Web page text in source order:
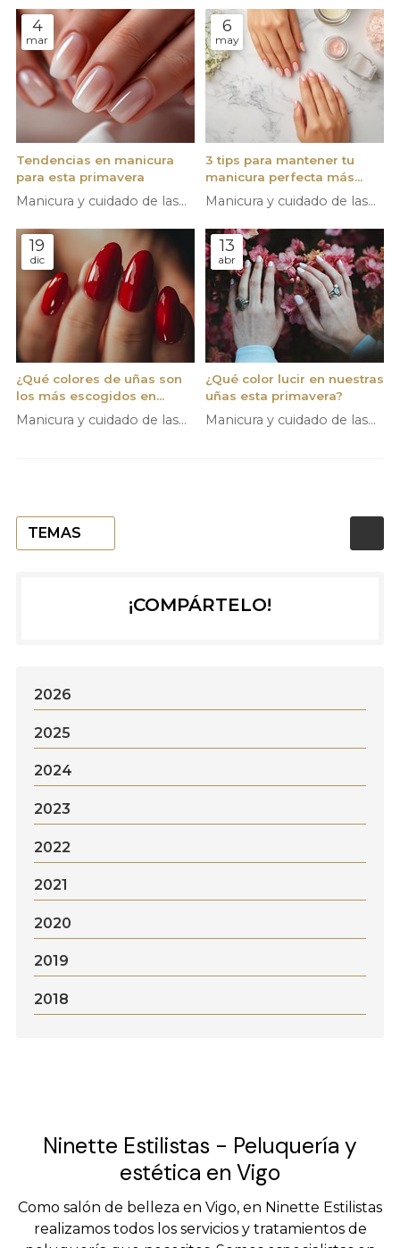
TEMAS
4
mar
Tendencias en manicura
para esta primavera
Manicura y cuidado de las
6
may
3 tips para mantener tu
manicura perfecta más
tiempo
Manicura y cuidado de las
19
dic
¿Qué colores de uñas son
los más escogidos en
invierno?
Manicura y cuidado de las
13
abr
¿Qué color lucir en nuestras
uñas esta primavera?
Manicura y cuidado de las
¡COMPÁRTELO!
2026
2025
2024
2023
2022
2021
2020
2019
2018
Ninette Estilistas - Peluquería y
estética en Vigo
Como salón de belleza en Vigo, en Ninette Estilistas
realizamos todos los servicios y tratamientos de